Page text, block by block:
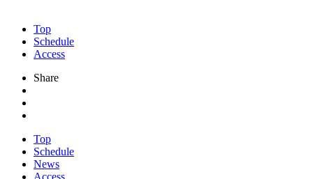
Top
Schedule
Access
Share
Top
Schedule
News
Access